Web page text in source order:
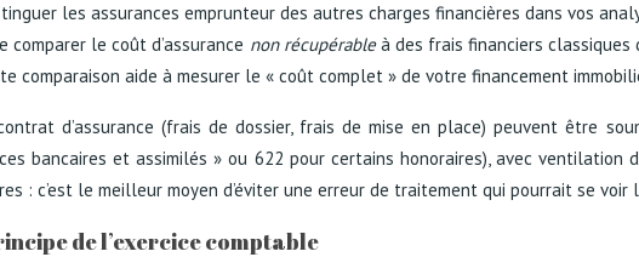
les assurances emprunteur des autres charges financières dans vos
le coût d’assurance non récupérableà des frais financiers
comparaison aide à mesurer le « coût complet » de votre financement
d’assurance (frais de dossier, frais de mise en place) peuvent être
bancaires et assimilés » ou 622 pour certains honoraires), avec ventilation
c’est le meilleur moyen d’éviter une erreur de traitement qui pourrait se voir
de l’exercice comptable